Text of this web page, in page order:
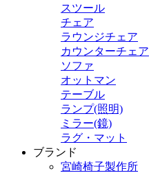
スツール
チェア
ラウンジチェア
カウンターチェア
ソファ
オットマン
テーブル
ランプ(照明)
ミラー(鏡)
ラグ・マット
ブランド
宮崎椅子製作所